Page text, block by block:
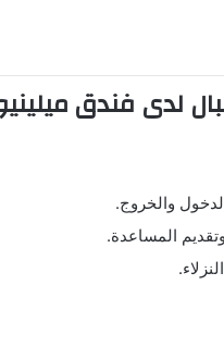
والخروج.
المساعدة.